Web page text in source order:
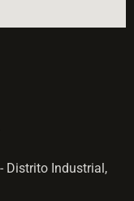
Distrito Industrial,